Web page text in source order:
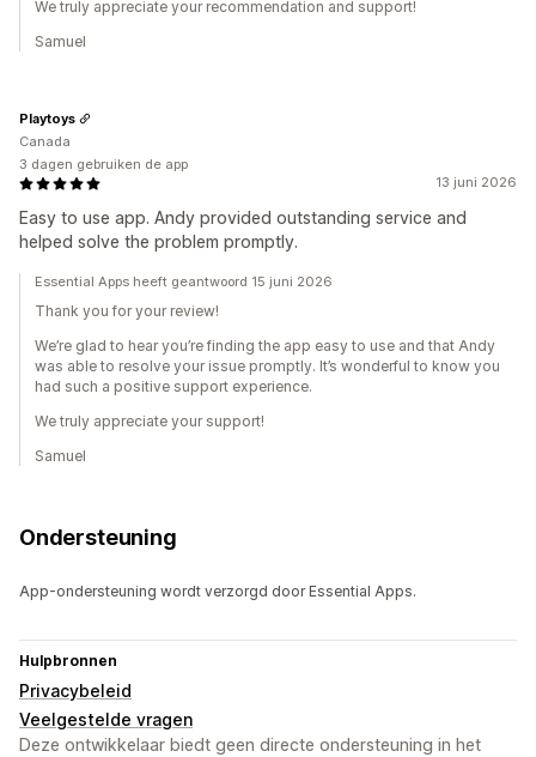
We truly appreciate your recommendation and support!
Samuel
13 juni 2026
Easy to use app. Andy provided outstanding service and
helped solve the problem promptly.
Playtoys
Canada
3 dagen gebruiken de app
Essential Apps heeft geantwoord 15 juni 2026
Thank you for your review!
We’re glad to hear you’re finding the app easy to use and that Andy
was able to resolve your issue promptly. It’s wonderful to know you
had such a positive support experience.
We truly appreciate your support!
Samuel
Ondersteuning
App-ondersteuning wordt verzorgd door Essential Apps.
Hulpbronnen
Privacybeleid
Veelgestelde vragen
Deze ontwikkelaar biedt geen directe ondersteuning in het